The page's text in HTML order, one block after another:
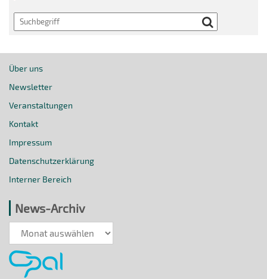
Search
Über uns
Newsletter
Veranstaltungen
Kontakt
Impressum
Datenschutzerklärung
Interner Bereich
News-Archiv
News-
Archiv